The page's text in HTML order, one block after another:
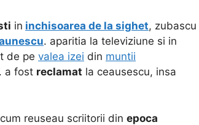
in inchisoarea de la sighet, zubascu
. aparitia la televiziune si in
de pe valea izei din muntii
a fost reclamat la ceausescu, insa
reuseau scriitorii din epoca